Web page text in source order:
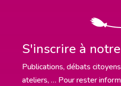
S'inscrire à
Publications, débats
ateliers, … Pour rester